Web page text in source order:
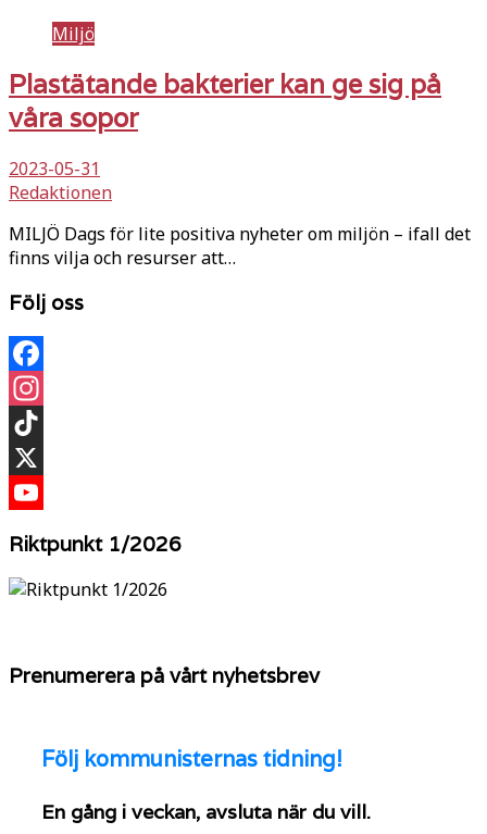
Miljö
Plastätande bakterier kan ge sig på
våra sopor
2023-05-31
Redaktionen
MILJÖ Dags för lite positiva nyheter om miljön – ifall det
finns vilja och resurser att…
Följ oss
Facebook
Instagram
TikTok
X
Riktpunkt 1/2026
Prenumerera på vårt nyhetsbrev
Följ kommunisternas tidning!
En gång i veckan, avsluta när du vill.